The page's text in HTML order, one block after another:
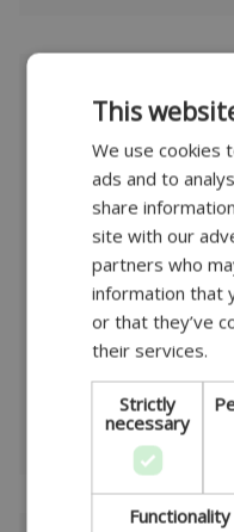
EGR
This
We use cookies
ads and to
share
site with our
partners who
information that
or that they’ve
their services.
Strictly
necessary
Functionality